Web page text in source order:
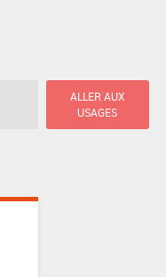
ALLER AUX
USAGES